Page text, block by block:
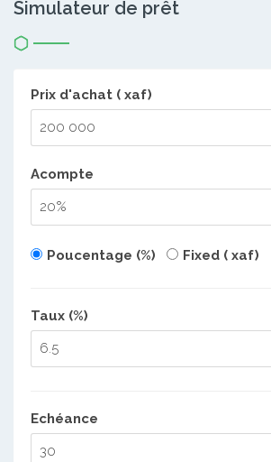
Simulateur de prêt
Prix d'achat ( xaf)
Acompte
Poucentage (%) Fixed ( xaf)
Taux (%)
Echéance